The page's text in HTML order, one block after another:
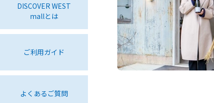
DISCOVER WEST
mallとは
ご利用ガイド
よくあるご質問